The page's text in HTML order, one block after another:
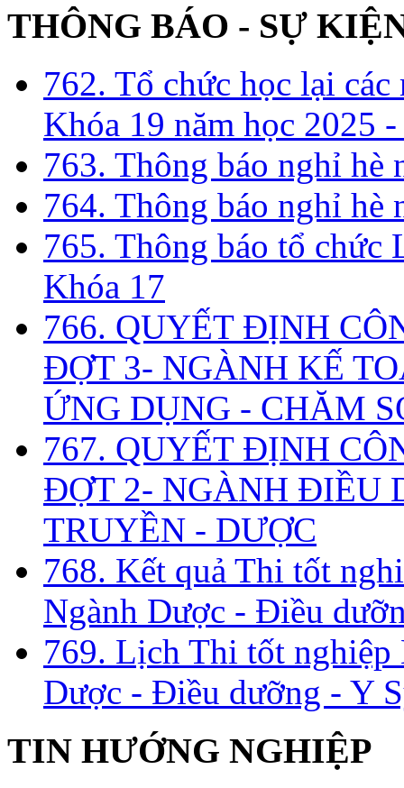
THÔNG BÁO - SỰ
762. Tổ chức học lại
Khóa 19 năm học 2025
763. Thông báo nghỉ hè
764. Thông báo nghỉ hè
765. Thông báo tổ chức
Khóa 17
766. QUYẾT ĐỊNH
ĐỢT 3- NGÀNH KẾ
ỨNG DỤNG - CHĂM
767. QUYẾT ĐỊNH
ĐỢT 2- NGÀNH ĐIỀU
TRUYỀN - DƯỢC
768. Kết quả Thi tốt
Ngành Dược - Điều
769. Lịch Thi tốt
Dược - Điều dưỡng - Y
TIN HƯỚNG NGHIỆP